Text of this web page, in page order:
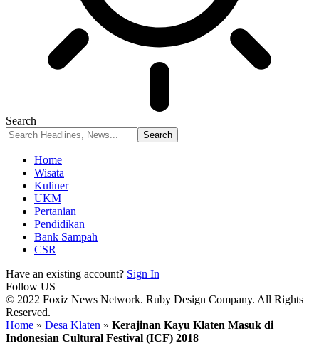
Search
Home
Wisata
Kuliner
UKM
Pertanian
Pendidikan
Bank Sampah
CSR
Have an existing account? Sign In
Follow US
© 2022 Foxiz News Network. Ruby Design Company. All Rights
Reserved.
Home » Desa Klaten » Kerajinan Kayu Klaten Masuk di
Indonesian Cultural Festival (ICF) 2018